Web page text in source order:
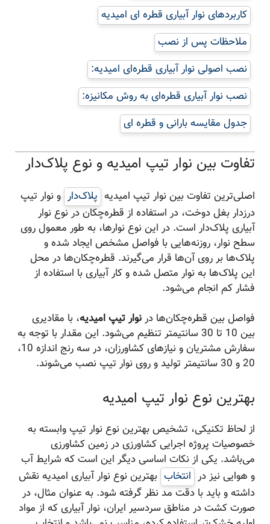
کاربردهای نوار آبیاری قطره ای امیدیه
ملاحظات پس از نصب
نصب اصولی نوار آبیاری قطره‌ای امیدیه:
نصب نوار آبیاری قطره‌ای به روش مکانیزه:
جدول مقایسه بارانی و قطره ای
تفاوت بین نوار تیپ امیدیه و نوع پلاک‌دار
اصلی‌ترین تفاوت بین نوار تیپ امیدیه پلاک‌دار و نوار تیپ
درزدار بغل دوخت، در استفاده از قطره‌چکان در نوع نوار
آبیاری پلاک‌دار است. در این نوع نوارها، به طور معمول روی
سطح نوار، روزنه‌هایی با فواصل مشخص ایجاد شده و
پلاک‌ها بر روی آن‌ها قرار می‌گیرند. قطره‌چکان‌ها در محل
این پلاک‌ها به نوار متصل شده و کار آبیاری با استفاده از
فشار کم انجام می‌شود.
فواصل بین قطره‌چکان‌ها در نوار تیپ امیدیه، با مقادیری
بین 10 تا 30 سانتیمتر تنظیم می‌شود. این مقدار با توجه به
بهترین نوع نوار تیپ امیدیه
از لحاظ تکنیکی، تشخیص بهترین نوع نوار تیپ وابسته به
خصوصیات پروژه اجرایی کشاورزی در زمین کشاورزی
می‌باشد. یکی از نکات اساسی دیگر این است که شرایط آب
و هوایی نیز در انتخاب بهترین نوع نوار آبیاری امیدیه نقش
داشته و باید با دقت مد نظر گرفته شود. به عنوان مثال، در
صورت کشت در مناطق سردسیر ایران، نوار آبیاری که از مواد